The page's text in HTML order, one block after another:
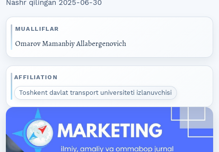
Nashr qilingan 2025-06-30
MUALLIFLAR
Omarov Mamanbiy Allabergenovich
AFFILIATION
Toshkent davlat transport universiteti izlanuvchisi